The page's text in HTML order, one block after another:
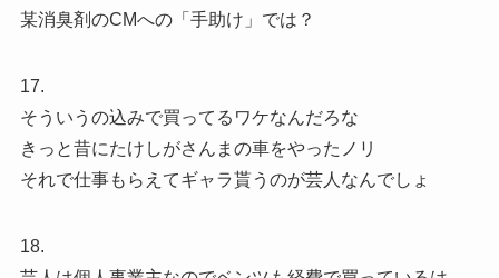
某消臭剤のCMへの「手助け」では？
17.
そういうの込みで買ってるワケなんだろな
きっと昔にたけしがさんまの車をやったノリ
それで仕事もらえてギャラ貰うのが芸人なんでしょ
18.